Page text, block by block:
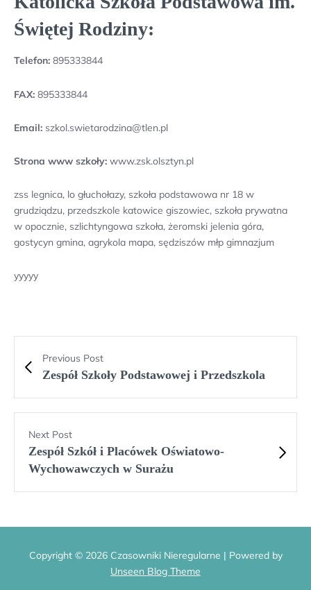
Świętej Rodziny:
Telefon: 895333844
FAX: 895333844
Email: szkol.swietarodzina@tlen.pl
Strona www szkoły: www.zsk.olsztyn.pl
zss legnica, lo głuchołazy, szkoła podstawowa nr 18 w
grudziądzu, przedszkole katowice giszowiec, szkoła prywatna
w opocznie, szlichtyngowa szkoła, żeromski jelenia góra,
gostycyn gmina, agrykola mapa, sędziszów młp gimnazjum
yyyyy
Previous Post
Zespół Szkoły Podstawowej i Przedszkola
Next Post
Zespół Szkół i Placówek Oświatowo-
Wychowawczych w Surażu
Copyright © 2026 Czasowniki Nieregularne | Powered by
Unseen Blog Theme